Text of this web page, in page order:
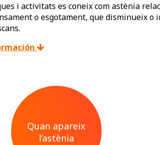
i activitats es coneix com astènia
o esgotament, que disminueix o
Quan apareix
l’astènia